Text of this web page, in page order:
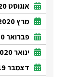
אוגוסט 2020
מרץ 2020
פברואר 2020
ינואר 2020
דצמבר 2019